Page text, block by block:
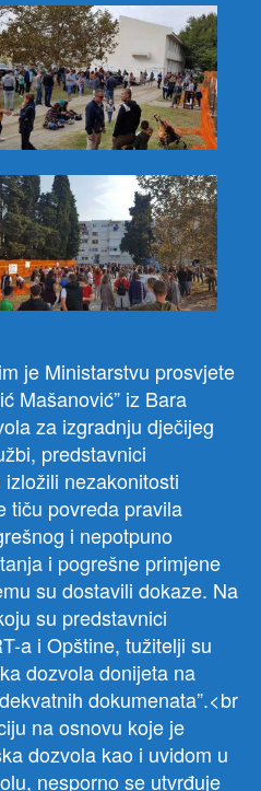
je Ministarstvu prosvjete
Mašanović” iz Bara
za izgradnju dječijeg
predstavnici
nezakonitosti
tiču povreda pravila
i nepotpuno
i pogrešne primjene
su dostavili dokaze. Na
su predstavnici
a i Opštine, tužitelji su
dozvola donijeta na
dokumenata”.<br
na osnovu koje je
dozvola kao i uvidom u
nesporno se utvrđuje